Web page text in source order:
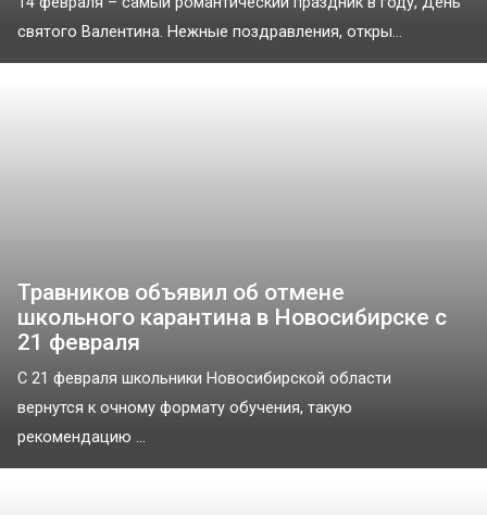
святого Валентина. Нежные поздравления, откры...
Травников объявил об отмене
школьного карантина в Новосибирске с
21 февраля
С 21 февраля школьники Новосибирской области
вернутся к очному формату обучения, такую
рекомендацию ...